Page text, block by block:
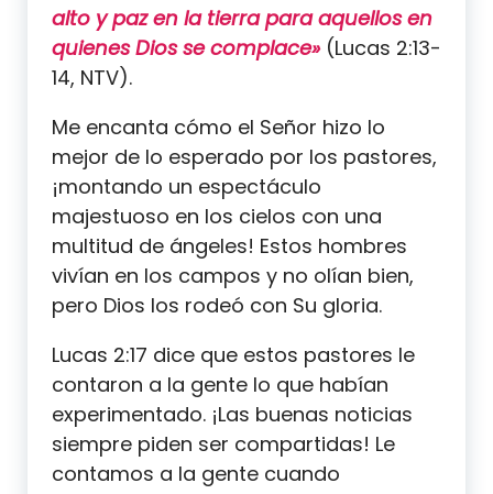
alto y paz en la tierra para aquellos en
quienes Dios se complace»(Lucas 2:13-
14, NTV).
Me encanta cómo el Señor hizo lo
mejor de lo esperado por los pastores,
¡montando un espectáculo
majestuoso en los cielos con una
multitud de ángeles! Estos hombres
vivían en los campos y no olían bien,
pero Dios los rodeó con Su gloria.
Lucas 2:17 dice que estos pastores le
contaron a la gente lo que habían
experimentado. ¡Las buenas noticias
siempre piden ser compartidas! Le
contamos a la gente cuando